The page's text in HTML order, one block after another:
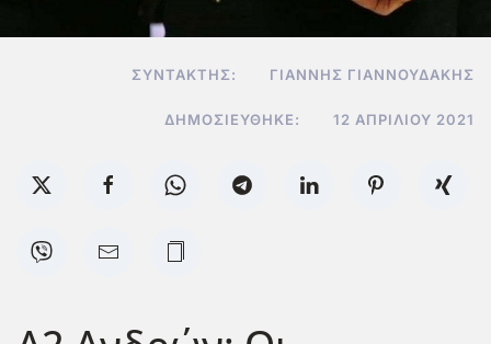
ΣΥΝΤΆΚΤΗΣ: ΓΙΆΝΝΗΣ ΓΙΑΝΝΟΥΔΆΚΗΣ
ΔΗΜΟΣΙΕΎΘΗΚΕ: 12 ΑΠΡΙΛΊΟΥ 2021